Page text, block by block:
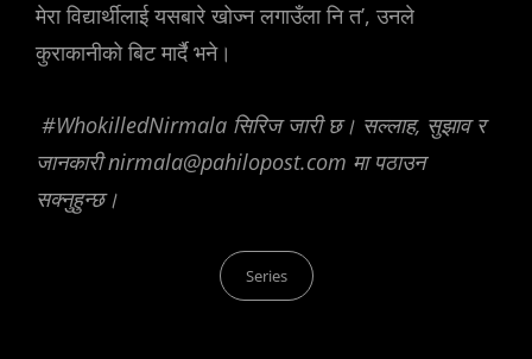
मेरा विद्यार्थीलाई यसबारे खोज्न लगाउँला नि त’, उनले
कुराकानीको बिट मार्दै भने।
#WhokilledNirmala सिरिज जारी छ। सल्लाह, सुझाव र
जानकारी nirmala@pahilopost.com मा पठाउन
सक्नुहुन्छ।
Categories
Series